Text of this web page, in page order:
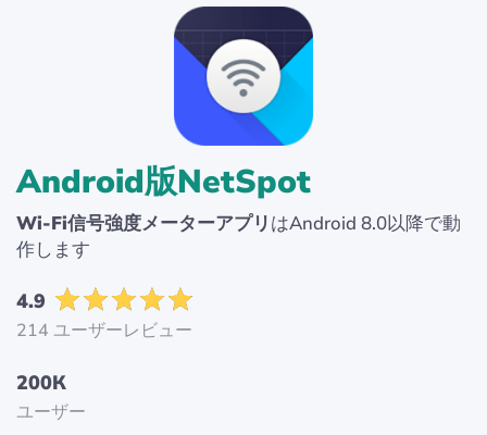
Android版NetSpot
Wi-Fi信号強度メーターアプリはAndroid 8.0以降で動
作します
4.9
214 ユーザーレビュー
200К
ユーザー